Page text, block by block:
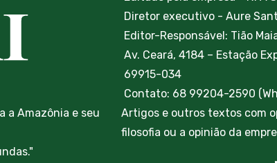
Diretor executivo - Aure
Editor-Responsável: Tião
Av. Ceará, 4184 – Estação
69915-034
Contato: 68 99204-2590
a Amazônia e seu
Artigos e outros textos com
filosofia ou a opinião da